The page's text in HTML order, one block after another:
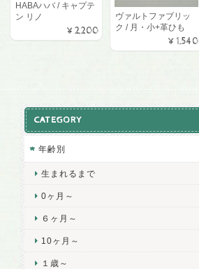
HABAハバ / キャプテ
ン リノ
¥2,200
ヴァルトファブリッ
ク / 月・小+革ひも
¥1,540
CATEGORY
年齢別
生まれるまで
0ヶ月～
６ヶ月～
10ヶ月～
１歳～